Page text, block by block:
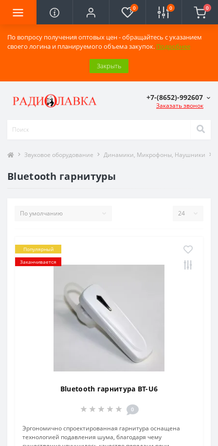
По вопросу получения оптовых цен - обращайтесь с указанием
своего логина и планируемого объема закупок. Подробнее
Закрыть
0 0 0
+7-(8652)-992607
Заказать звонок
Звуковое оборудование Динамики, Микрофоны, Наушники
Bluetooth гарнитуры
Популярный
Заканчивается
Bluetooth гарнитура BT-U6
0
Эргономично спроектированная гарнитура оснащена
технологией подавления шума, благодаря чему